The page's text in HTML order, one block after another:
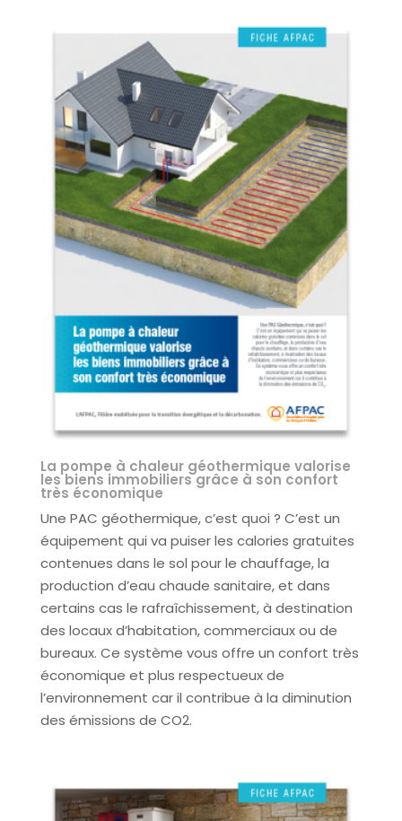
La pompe à chaleur géothermique valorise
les biens immobiliers grâce à son confort
très économique
Une PAC géothermique, c’est quoi ? C’est un
équipement qui va puiser les calories gratuites
contenues dans le sol pour le chauffage, la
production d’eau chaude sanitaire, et dans
certains cas le rafraîchissement, à destination
des locaux d’habitation, commerciaux ou de
bureaux. Ce système vous offre un confort très
économique et plus respectueux de
l’environnement car il contribue à la diminution
des émissions de CO2.